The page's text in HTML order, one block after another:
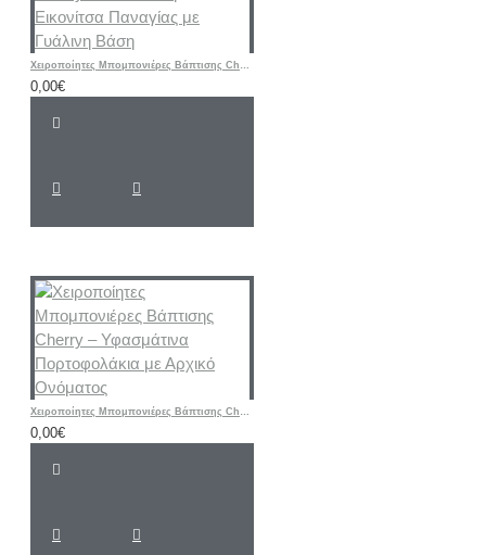
Χειροποίητες Μπομπονιέρες Βάπτισης Cherry – Μεταλλική Εικονίτσα Παναγίας με Γυάλινη Βάση
0,00€
Χειροποίητες Μπομπονιέρες Βάπτισης Cherry – Υφασμάτινα Πορτοφολάκια με Αρχικό Ονόματος
0,00€